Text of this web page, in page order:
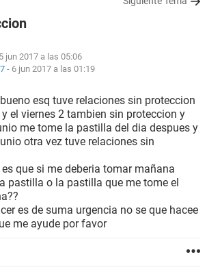
jun 2017 a las 05:06
- 6 jun 2017 a las 01:19
esq tuve relaciones sin proteccion
el viernes 2 tambien sin proteccion y
me tome la pastilla del dia despues y
otra vez tuve relaciones sin
que si me deberia tomar mañana
pastilla o la pastilla que me tome el
es de suma urgencia no se que hacee
me ayude por favor